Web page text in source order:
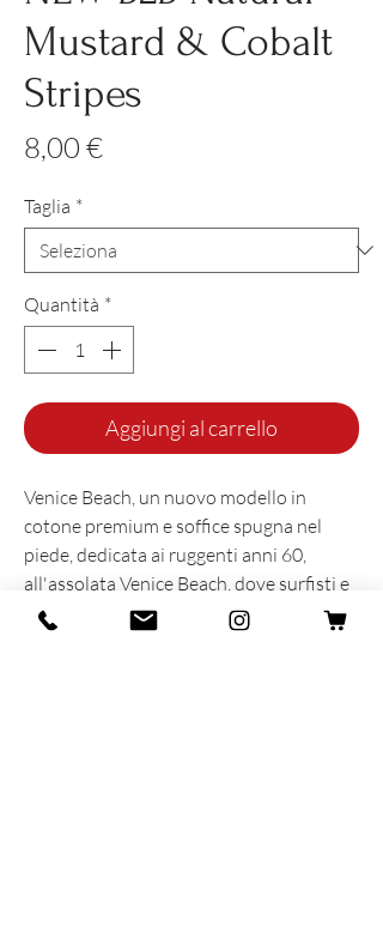
Mustard & Cobalt
Stripes
8,00 €Prezzo
Taglia *
Quantità *
Aggiungi al carrello
Venice Beach, un nuovo modello in
cotone premium e soffice spugna nel
piede, dedicata ai ruggenti anni 60,
all'assolata Venice Beach, dove surfisti e
skaters con le loro calze in spugna hanno